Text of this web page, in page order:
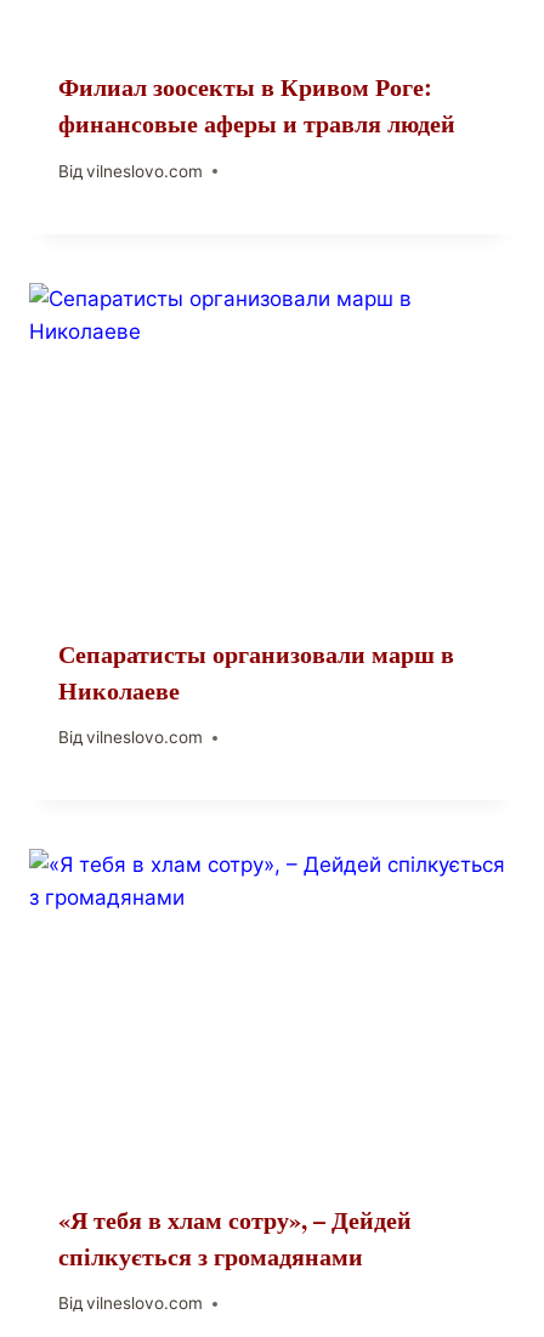
Филиал зоосекты в Кривом Роге:
финансовые аферы и травля людей
Від vilneslovo.com
Сепаратисты организовали марш в
Николаеве
Від vilneslovo.com
«Я тебя в хлам сотру», – Дейдей
спілкується з громадянами
Відvilneslovo.com